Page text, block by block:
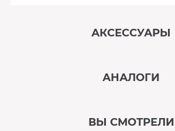
АКСЕССУАРЫ
АНАЛОГИ
ВЫ СМОТРЕЛИ